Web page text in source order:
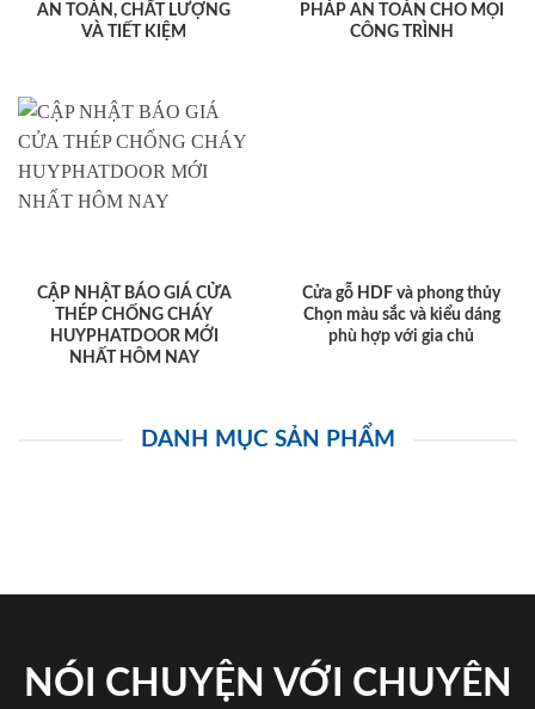
AN TOÀN, CHẤT LƯỢNG
VÀ TIẾT KIỆM
PHÁP AN TOÀN CHO MỌI
CÔNG TRÌNH
CẬP NHẬT BÁO GIÁ CỬA
THÉP CHỐNG CHÁY
HUYPHATDOOR MỚI
NHẤT HÔM NAY
Cửa gỗ HDF và phong thủy
Chọn màu sắc và kiểu dáng
phù hợp với gia chủ
DANH MỤC SẢN PHẨM
NÓI CHUYỆN VỚI CHUYÊN